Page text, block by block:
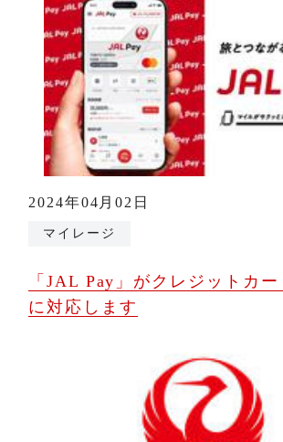
2024年04月02日
マイレージ
「JAL Pay」がクレジットカ
に対応します